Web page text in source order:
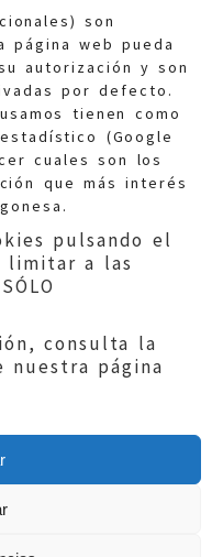
son
página web pueda
autorización y son
por defecto.
tienen como
(Google
cuales son los
que más interés
pulsando el
limitar a las
consulta la
nuestra página
general:
/
de privacidad|
de Aragón|
Consulting